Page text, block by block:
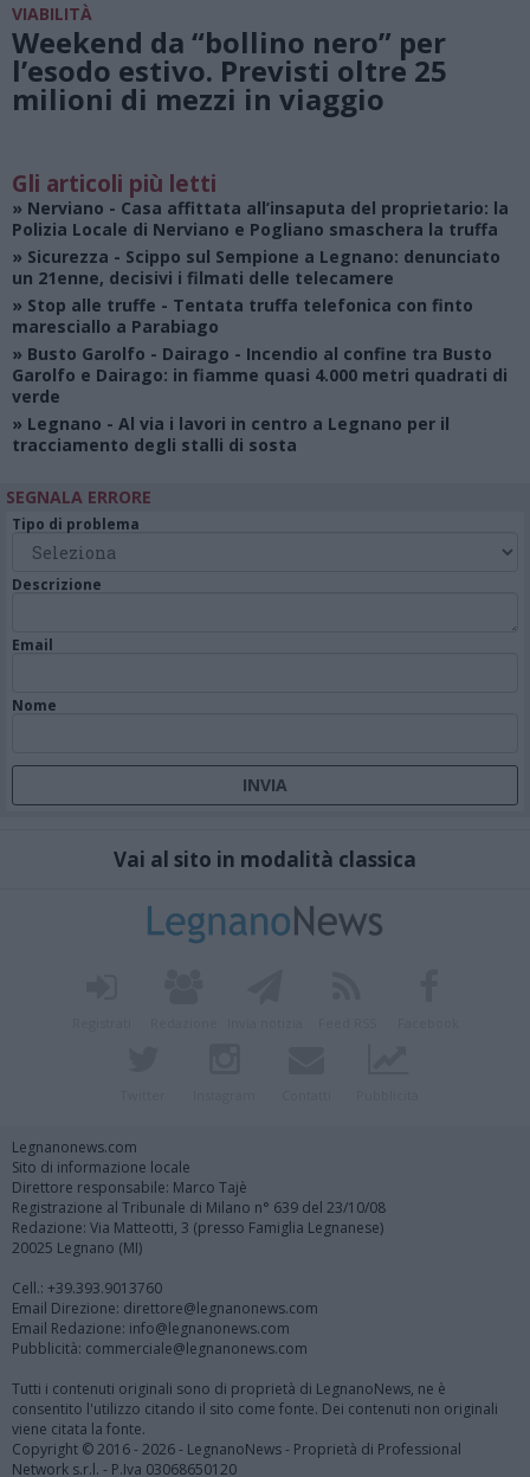
VIABILITÀ
Weekend da “bollino nero” per
l’esodo estivo. Previsti oltre 25
milioni di mezzi in viaggio
Gli articoli più letti
» Nerviano - Casa affittata all’insaputa del proprietario: la
Polizia Locale di Nerviano e Pogliano smaschera la truffa
» Sicurezza - Scippo sul Sempione a Legnano: denunciato
un 21enne, decisivi i filmati delle telecamere
» Stop alle truffe - Tentata truffa telefonica con finto
maresciallo a Parabiago
» Busto Garolfo - Dairago - Incendio al confine tra Busto
Garolfo e Dairago: in fiamme quasi 4.000 metri quadrati di
verde
» Legnano - Al via i lavori in centro a Legnano per il
tracciamento degli stalli di sosta
SEGNALA ERRORE
Tipo di problema
Descrizione
Email
Nome
Vai al sito in modalità classica
Legnanonews.com
Sito di informazione locale
Direttore responsabile: Marco Tajè
Registrazione al Tribunale di Milano n° 639 del 23/10/08
Redazione: Via Matteotti, 3 (presso Famiglia Legnanese)
20025 Legnano (MI)
Cell.: +39.393.9013760
Email Direzione: direttore@legnanonews.com
Email Redazione: info@legnanonews.com
Pubblicità: commerciale@legnanonews.com
Tutti i contenuti originali sono di proprietà di LegnanoNews, ne è
consentito l'utilizzo citando il sito come fonte. Dei contenuti non originali
viene citata la fonte.
Copyright © 2016 - 2026 - LegnanoNews - Proprietà di Professional
Network s.r.l. - P.Iva 03068650120